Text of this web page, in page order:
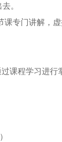
。
专门讲解，
课程学习进行